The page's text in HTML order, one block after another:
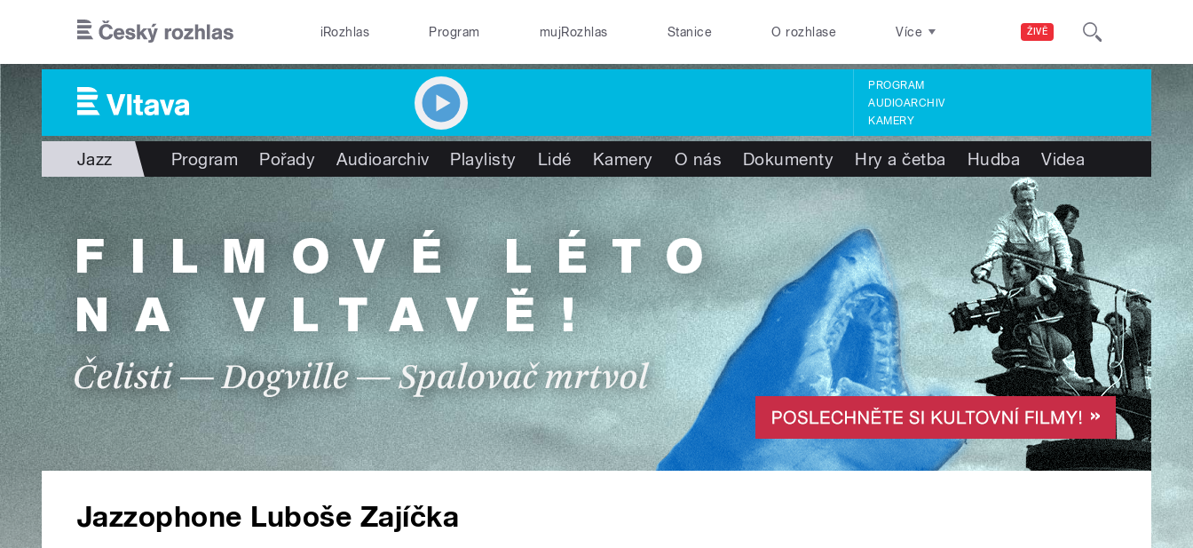
ŽIVĚ
iRozhlas Program mujRozhlas Stanice O rozhlase Více
PROGRAM
AUDIOARCHIV
KAMERY
Jazz Program Pořady Audioarchiv Playlisty Lidé Kamery O nás Dokumenty Hry a četba Hudba Videa
Jazzophone Luboše Zajíčka